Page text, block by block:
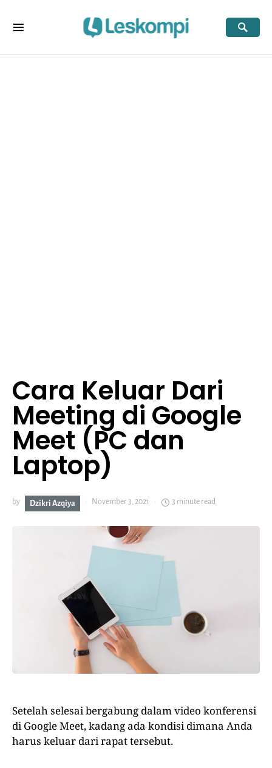
Cara Keluar Dari
Meeting di Google
Meet (PC dan
Laptop)
by Dzikri Azqiya November 3, 2021 3 minute read
Setelah selesai bergabung dalam video konferensi
di Google Meet, kadang ada kondisi dimana Anda
harus keluar dari rapat tersebut.